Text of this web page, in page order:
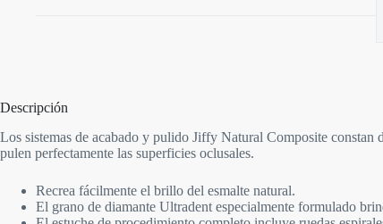
Descripción
Los sistemas de acabado y pulido Jiffy Natural Composite constan
pulen perfectamente las superficies oclusales.
Recrea fácilmente el brillo del esmalte natural.
El grano de diamante Ultradent especialmente formulado